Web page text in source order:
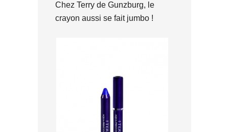
Chez Terry de Gunzburg, le
crayon aussi se fait jumbo !